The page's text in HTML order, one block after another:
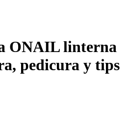
ONAIL linterna
pedicura y tips